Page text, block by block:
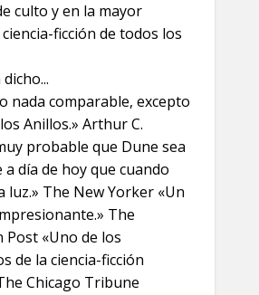
culto y en la mayor
ficción de todos los
nada comparable, excepto
Anillos.» Arthur C.
probable que Dune sea
a día de hoy que cuando
luz.» The New Yorker «Un
The
«Uno de los
de la ciencia-ficción
Chicago Tribune